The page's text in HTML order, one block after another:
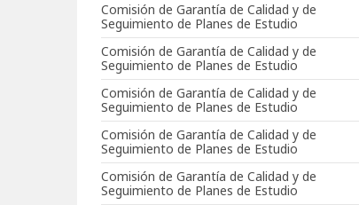
Comisión de Garantía de Calidad y de
Seguimiento de Planes de Estudio
Comisión de Garantía de Calidad y de
Seguimiento de Planes de Estudio
Comisión de Garantía de Calidad y de
Seguimiento de Planes de Estudio
Comisión de Garantía de Calidad y de
Seguimiento de Planes de Estudio
Comisión de Garantía de Calidad y de
Seguimiento de Planes de Estudio